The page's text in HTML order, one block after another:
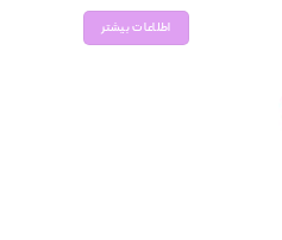
اطلاعات بیشتر